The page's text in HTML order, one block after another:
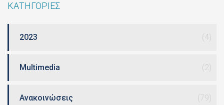
ΚΑΤΗΓΟΡΙΕΣ
2023 (4)
Multimedia (2)
Ανακοινώσεις (79)